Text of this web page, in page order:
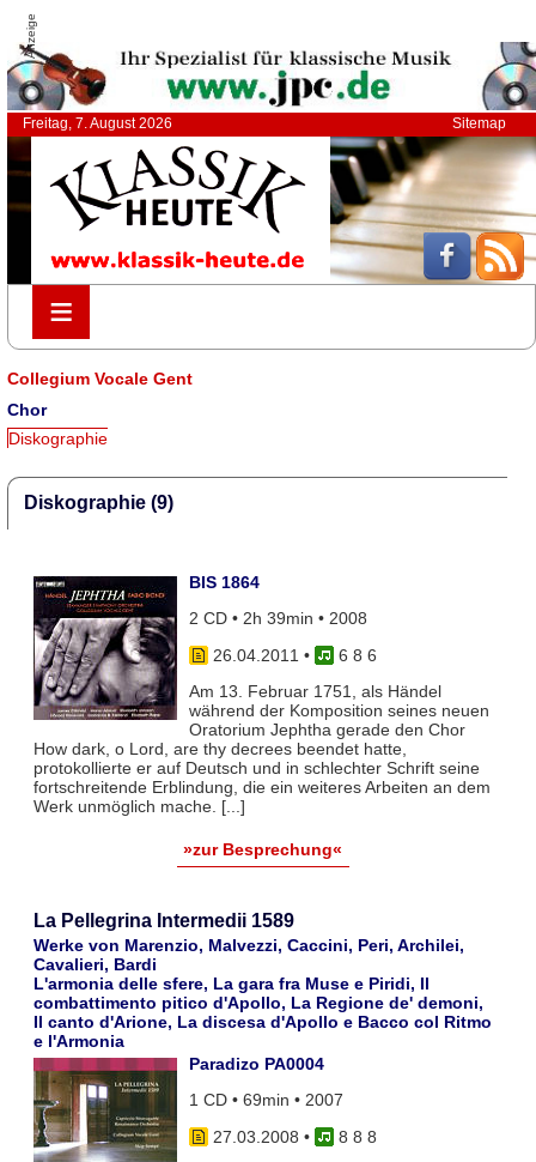
Anzeige
Freitag, 7. August 2026 Sitemap
≡
≡
Collegium Vocale Gent
Chor
Diskographie
Diskographie (9)
BIS 1864
2 CD • 2h 39min • 2008
26.04.2011 •
6 8 6
Am 13. Februar 1751, als Händel
während der Komposition seines neuen
Oratorium Jephtha gerade den Chor
How dark, o Lord, are thy decrees beendet hatte,
protokollierte er auf Deutsch und in schlechter Schrift seine
fortschreitende Erblindung, die ein weiteres Arbeiten an dem
Werk unmöglich mache. [...]
»zur Besprechung«
La Pellegrina Intermedii 1589
Werke von Marenzio, Malvezzi, Caccini, Peri, Archilei,
Cavalieri, Bardi
L'armonia delle sfere, La gara fra Muse e Piridi, Il
combattimento pitico d'Apollo, La Regione de' demoni,
Il canto d'Arione, La discesa d'Apollo e Bacco col Ritmo
e l'Armonia
Paradizo PA0004
1 CD • 69min • 2007
27.03.2008 •
8 8 8